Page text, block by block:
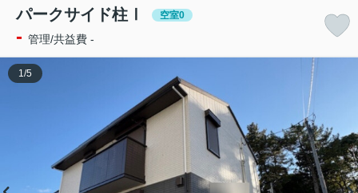
パークサイド柱Ⅰ 空室0
- 管理/共益費 -
1/5